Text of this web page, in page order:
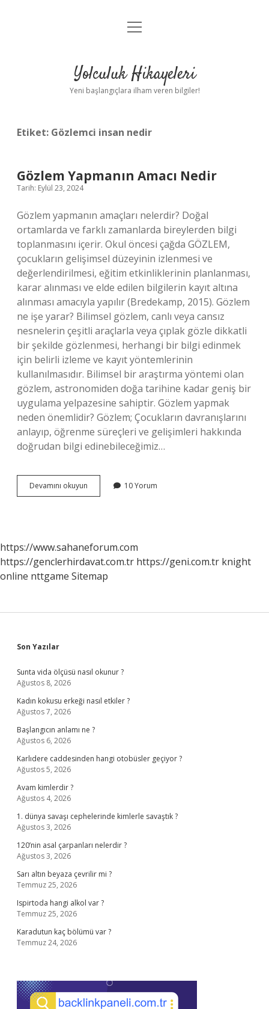
Anasayfa
Yasal Uyarı
menüyü
Yolculuk Hikayeleri
Yeni başlangıçlara ilham veren bilgiler!
Etiket: Gözlemci insan nedir
Gözlem Yapmanın Amacı Nedir
Tarih: Eylül 23, 2024
Gözlem yapmanın amaçları nelerdir? Doğal
ortamlarda ve farklı zamanlarda bireylerden bilgi
toplanmasını içerir. Okul öncesi çağda GÖZLEM,
çocukların gelişimsel düzeyinin izlenmesi ve
değerlendirilmesi, eğitim etkinliklerinin planlanması,
karar alınması ve elde edilen bilgilerin kayıt altına
alınması amacıyla yapılır (Bredekamp, ​​​​​​​​2015). Gözlem
ne işe yarar? Bilimsel gözlem, canlı veya cansız
nesnelerin çeşitli araçlarla veya çıplak gözle dikkatli
bir şekilde gözlenmesi, herhangi bir bilgi edinmek
için belirli izleme ve kayıt yöntemlerinin
kullanılmasıdır. Bilimsel bir araştırma yöntemi olan
gözlem, astronomiden doğa tarihine kadar geniş bir
uygulama yelpazesine sahiptir. Gözlem yapmak
neden önemlidir? Gözlem; Çocukların davranışlarını
anlayıp, öğrenme süreçleri ve gelişimleri hakkında
doğrudan bilgi edinebileceğimiz…
Devamını okuyun
Yapmanın
10 Yorum
https://www.sahaneforum.com
https://genclerhirdavat.com.tr https://geni.com.tr knight
online nttgame Sitemap
Sidebar
Son Yazılar
Sunta vida ölçüsü nasıl okunur ?
Ağustos 8, 2026
Kadın kokusu erkeği nasıl etkiler ?
Ağustos 7, 2026
Başlangıcın anlamı ne ?
Ağustos 6, 2026
Karlıdere caddesinden hangi otobüsler geçiyor ?
Ağustos 5, 2026
Avam kimlerdir ?
Ağustos 4, 2026
1. dünya savaşı cephelerinde kimlerle savaştık ?
Ağustos 3, 2026
120’nin asal çarpanları nelerdir ?
Ağustos 3, 2026
Sarı altın beyaza çevrilir mi ?
Temmuz 25, 2026
Ispirtoda hangi alkol var ?
Temmuz 25, 2026
Karadutun kaç bölümü var ?
Temmuz 24, 2026